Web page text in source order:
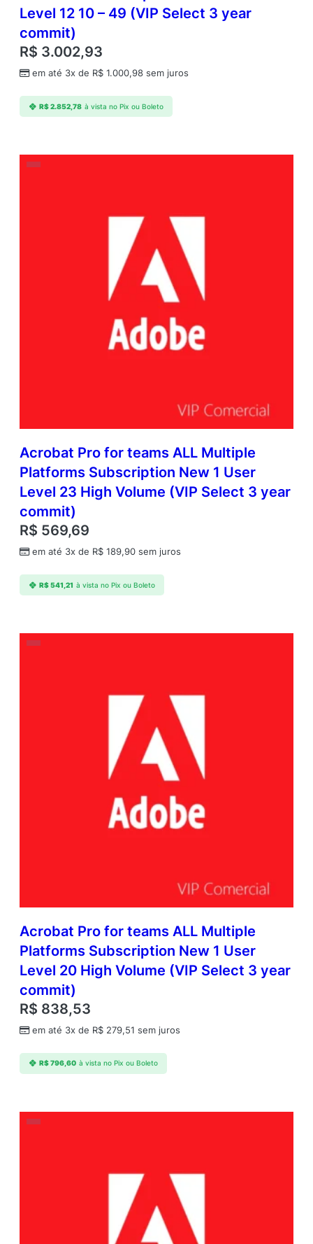
Level 12 10 – 49 (VIP Select 3 year
commit)
R$ 3.002,93
em até 3x de R$ 1.000,98 sem juros
R$2.852,78 à vista no Pix ou Boleto
Acrobat Pro for teams ALL Multiple
Platforms Subscription New 1 User
Level 23 High Volume (VIP Select 3 year
commit)
R$ 569,69
em até 3x de R$ 189,90 sem juros
R$541,21 à vista no Pix ou Boleto
Acrobat Pro for teams ALL Multiple
Platforms Subscription New 1 User
Level 20 High Volume (VIP Select 3 year
commit)
R$ 838,53
em até 3x de R$ 279,51 sem juros
R$796,60 à vista no Pix ou Boleto